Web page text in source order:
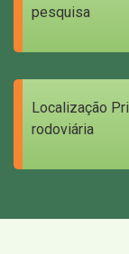
pesquisa
Localização
rodoviária